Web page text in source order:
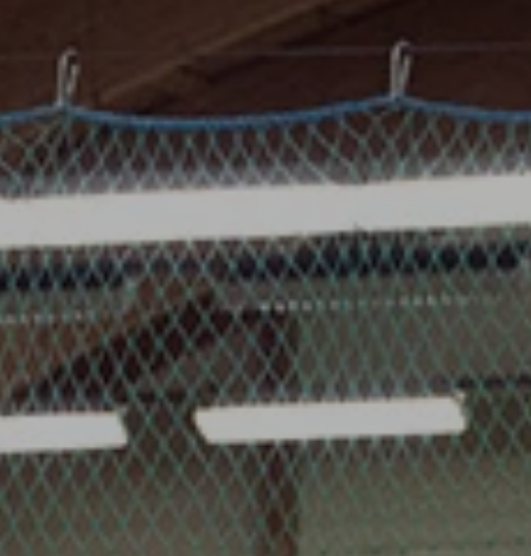
Sponsoring & Samarbete
BARN & UNGDOM
Om Verksamheten
Nybörjarkurser
Ullevi Tennisskola
Aktivitetskalender
Privatlektioner
Börja Tävla
Anmälan / Players Card
Vanliga Frågor
Ta Kontakt
Föräldrautbildning
BREDD & MOTION
Om Verksamheten
Våra Spelnivåer
Tennispasset
Kurser
Privatlektioner
Privatlektioner fys
60+